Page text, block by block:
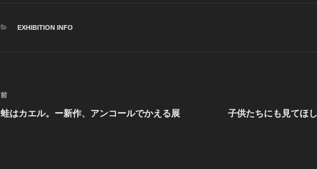
カ
EXHIBITION INFO
投
稿
前
の
前
蛙はカエル。ー新作、アンコールでかえる展
子供たちにも見てほ